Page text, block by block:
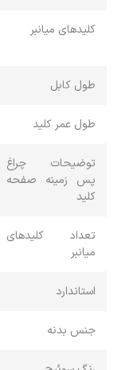
کلیدهای میانبر
طول کابل
طول عمر کلید
توضیحات چراغ‌
پس زمینه صفحه
کلید
تعداد کلیدهای
میانبر
استاندارد
جنس بدنه